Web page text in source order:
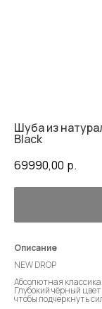
Шуба из
Black
69990,00 р.
Описание
NEW DROP
Абсолютная
Глубокий чёрный
чтобы подчеркнуть